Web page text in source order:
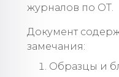
журналов по ОТ.
Документ
замечания:
Образцы и